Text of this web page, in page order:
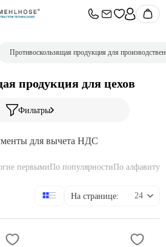
Противоскользящая продукция для
продукция для цехов
Фильтры
для вычета НДС
только с юр.лицами
первымиПо популярностиПо алфавиту
На странице: